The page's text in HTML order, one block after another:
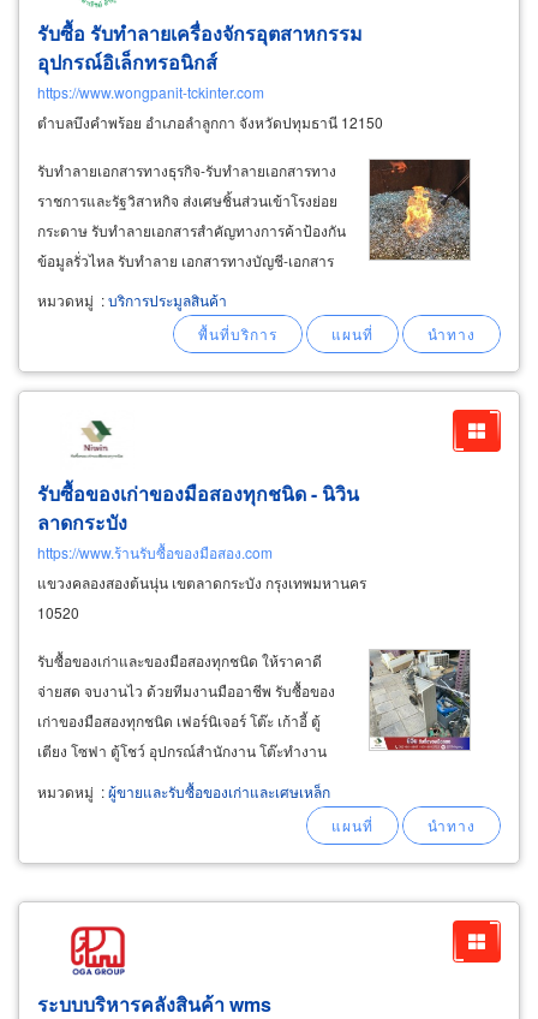
รับซื้อ รับทำลายเครื่องจักรอุตสาหกรรม
อุปกรณ์อิเล็กทรอนิกส์
https://www.wongpanit-tckinter.com
ตำบลบึงคำพร้อย อำเภอลำลูกกา จังหวัดปทุมธานี 12150
รับทำลายเอกสารทางธุรกิจ-รับทำลายเอกสารทาง
ราชการและรัฐวิสาหกิจ ส่งเศษชิ้นส่วนเข้าโรงย่อย
กระดาษ รับทำลายเอกสารสำคัญทางการค้าป้องกัน
ข้อมูลรั่วไหล รับทำลาย เอกสารทางบัญชี-เอกสาร
ทางการเงิน-statement ธนาคาร-ใบอินวอยซ์ รับ
ทำลายเอกสารด้านบุคคลป้องกันการถูกละเมิด
ความเป็นส่วนตัว รับทำลายเอกสารลับ-ทำลาย
เอกสารปกปิดทางธุรกิจ
หมวดหมู่ :บริการประมูลสินค้า
รับซื้อของเก่าของมือสองทุกชนิด - นิวิน
ลาดกระบัง
https://www.ร้านรับซื้อของมือสอง.com
แขวงคลองสองต้นนุ่น เขตลาดกระบัง กรุงเทพมหานคร
10520
รับซื้อของเก่าและของมือสองทุกชนิด ให้ราคาดี
จ่ายสด จบงานไว ด้วยทีมงานมืออาชีพ รับซื้อของ
เก่าของมือสองทุกชนิด เฟอร์นิเจอร์ โต๊ะ เก้าอี้ ตู้
เตียง โซฟา ตู้โชว์ อุปกรณ์สำนักงาน โต๊ะทำงาน
โต๊ะประชุม เครื่องปริ้น เครื่องถ่ายเอกสาร อุปกรณ์
ร้านอาหาร เตาแก๊ส เตาไฟฟ้า ตู้แช่ ตู้เย็น ชั้นวาง
หมวดหมู่ :ผู้ขายและรับซื้อของเก่าและเศษเหล็ก
ระบบบริหารคลังสินค้า wms